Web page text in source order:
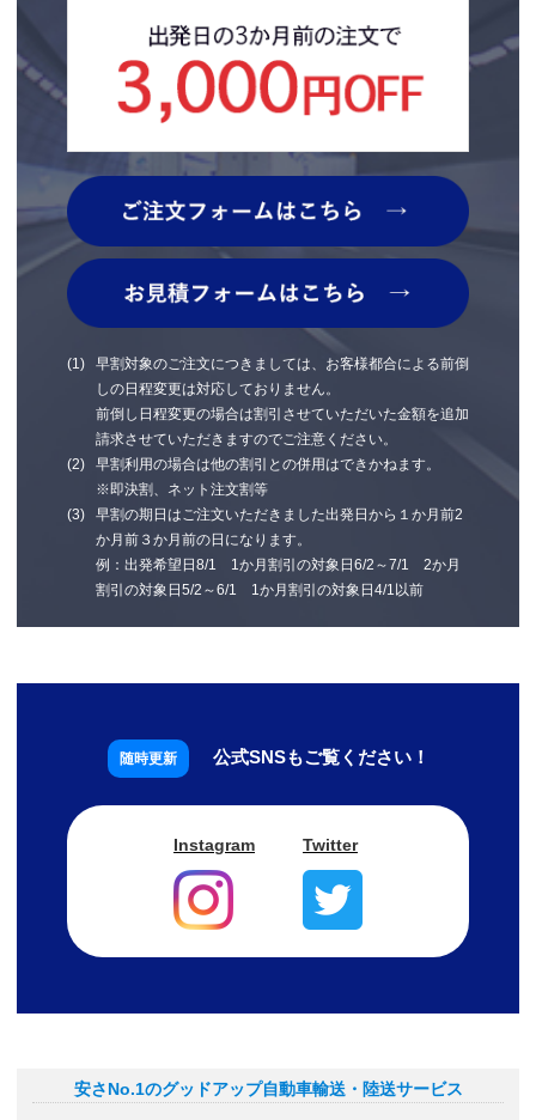
早割対象のご注文につきましては、お客様都合による前倒
しの日程変更は対応しておりません。
前倒し日程変更の場合は割引させていただいた金額を追加
請求させていただきますのでご注意ください。
早割利用の場合は他の割引との併用はできかねます。
※即決割、ネット注文割等
早割の期日はご注文いただきました出発日から１か月前2
か月前３か月前の日になります。
例：出発希望日8/1 1か月割引の対象日6/2～7/1 2か月
割引の対象日5/2～6/1 1か月割引の対象日4/1以前
公式SNSもご覧ください！
Instagram Twitter
安さNo.1のグッドアップ自動車輸送・陸送サービス